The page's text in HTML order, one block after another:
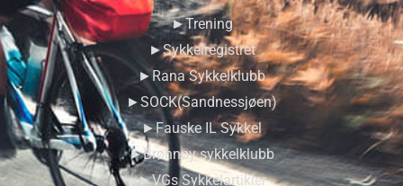
►Trening
►Sykkelregistret
►Rana Sykkelklubb
►SOCK(Sandnessjøen)
►Fauske IL Sykkel
►Brønnøy sykkelklubb
►VGs Sykkelartikler